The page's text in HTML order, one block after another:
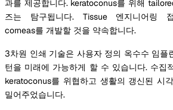
과를 제공합니다. keratoconus를 위해
즈는 탐구됩니다. Tissue 엔지니어링
corneas를 개발할 것을 약속합니다.
3차원 인쇄 기술은 사용자 정의 옥수수 임플
턴을 미래에 가능하게 할 수 있습니다. 수집
keratoconus를 위협하고 생활의 갱신된 시
밀어주었습니다.